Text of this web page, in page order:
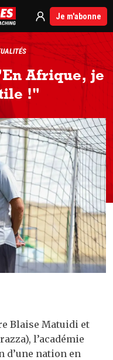
Je m'abonne
Afrique, je
!"
Blaise Matuidi et
l’académie
d’une nation en